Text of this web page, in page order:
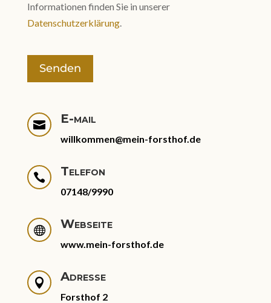
Informationen finden Sie in unserer
Datenschutzerklärung.
Senden
 E-mail
willkommen@mein-forsthof.de
 Telefon
07148/9990
 Webseite
www.mein-forsthof.de
 Adresse
Forsthof 2